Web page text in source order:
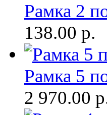
Рамка 2
138.00 р.
Рамка 5
2 970.00